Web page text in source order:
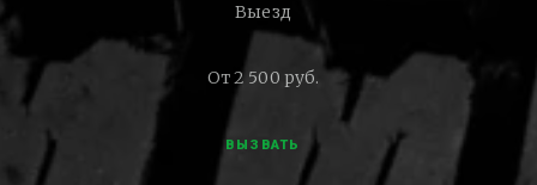
Выезд
От 2 500 руб.
ВЫЗВАТЬ